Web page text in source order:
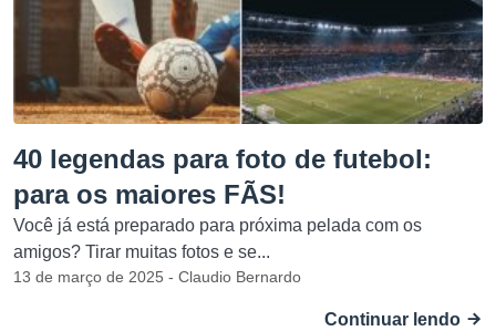
40 legendas para foto de futebol:
para os maiores FÃS!
Você já está preparado para próxima pelada com os
amigos? Tirar muitas fotos e se...
13 de março de 2025 - Claudio Bernardo
Continuar lendo